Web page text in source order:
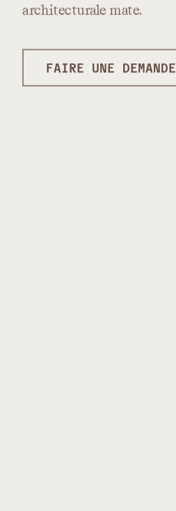
architecturale mate.
FAIRE UNE DEMANDE